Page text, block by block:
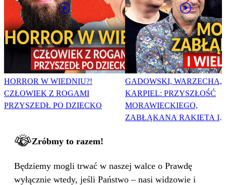
HORROR W WIEDNIU?!
CZŁOWIEK Z ROGAMI
PRZYSZEDŁ PO DZIECKO
GADOWSKI, WARZECHA,
KARPIEL: PRZYSZŁOŚĆ
MORAWIECKIEGO,
ZABŁĄKANA RAKIETA I
Zróbmy to razem!
Będziemy mogli trwać w naszej walce o Prawdę
wyłącznie wtedy, jeśli Państwo – nasi widzowie i